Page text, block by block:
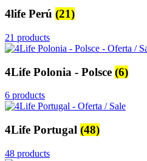
4life Perú (21)
21 products
4Life Polonia - Polsce (6)
6 products
4Life Portugal (48)
48 products